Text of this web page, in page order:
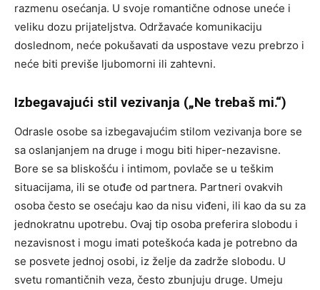
razmenu osećanja. U svoje romantične odnose uneće i
veliku dozu prijateljstva. Održavaće komunikaciju
doslednom, neće pokušavati da uspostave vezu prebrzo i
neće biti previše ljubomorni ili zahtevni.
Izbegavajući stil vezivanja („Ne trebaš mi.“)
Odrasle osobe sa izbegavajućim stilom vezivanja bore se
sa oslanjanjem na druge i mogu biti hiper-nezavisne.
Bore se sa bliskošću i intimom, povlače se u teškim
situacijama, ili se otuđe od partnera. Partneri ovakvih
osoba često se osećaju kao da nisu viđeni, ili kao da su za
jednokratnu upotrebu. Ovaj tip osoba preferira slobodu i
nezavisnost i mogu imati poteškoća kada je potrebno da
se posvete jednoj osobi, iz želje da zadrže slobodu. U
svetu romantičnih veza, često zbunjuju druge. Umeju